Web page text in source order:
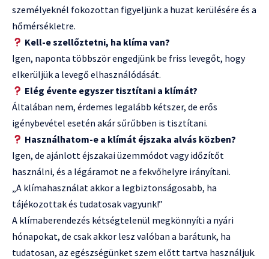
személyeknél fokozottan figyeljünk a huzat kerülésére és a
hőmérsékletre.
Kell-e szellőztetni, ha klíma van?
Igen, naponta többször engedjünk be friss levegőt, hogy
elkerüljük a levegő elhasználódását.
Elég évente egyszer tisztítani a klímát?
Általában nem, érdemes legalább kétszer, de erős
igénybevétel esetén akár sűrűbben is tisztítani.
Használhatom-e a klímát éjszaka alvás közben?
Igen, de ajánlott éjszakai üzemmódot vagy időzítőt
használni, és a légáramot ne a fekvőhelyre irányítani.
„A klímahasználat akkor a legbiztonságosabb, ha
tájékozottak és tudatosak vagyunk!”
A klímaberendezés kétségtelenül megkönnyíti a nyári
hónapokat, de csak akkor lesz valóban a barátunk, ha
tudatosan, az egészségünket szem előtt tartva használjuk.